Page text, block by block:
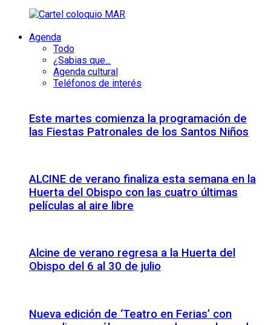
Agenda
Todo
¿Sabias que...
Agenda cultural
Teléfonos de interés
Este martes comienza la programación de
las Fiestas Patronales de los Santos Niños
ALCINE de verano finaliza esta semana en la
Huerta del Obispo con las cuatro últimas
películas al aire libre
Alcine de verano regresa a la Huerta del
Obispo del 6 al 30 de julio
Nueva edición de ‘Teatro en Ferias’ con